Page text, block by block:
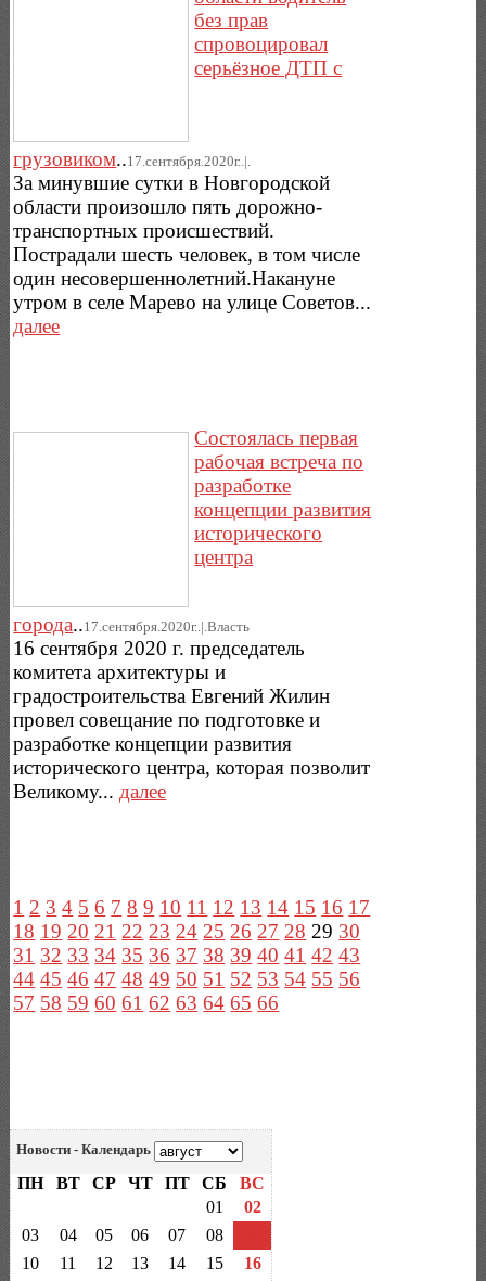
без прав
спровоцировал
серьёзное ДТП с
грузовиком..17.сентября.2020г..|.
За минувшие сутки в Новгородской
области произошло пять дорожно-
транспортных происшествий.
Пострадали шесть человек, в том числе
один несовершеннолетний.Накануне
утром в селе Марево на улице Советов...
далее
Состоялась первая
рабочая встреча по
разработке
концепции развития
исторического
центра
города..17.сентября.2020г..|.Власть
16 сентября 2020 г. председатель
комитета архитектуры и
градостроительства Евгений Жилин
провел совещание по подготовке и
разработке концепции развития
исторического центра, которая позволит
Великому...далее
1 2 3 4 5 6 7 8 9 10 11 12 13 14 15 16 17
18 19 20 21 22 23 24 25 26 27 28 29 30
31 32 33 34 35 36 37 38 39 40 41 42 43
44 45 46 47 48 49 50 51 52 53 54 55 56
57 58 59 60 61 62 63 64 65 66
Новости - Календарь
ПН ВТ СР ЧТ ПТ СБ
ВС
01
02
03
04 05 06 07 08
10
11 12 13 14 15
16